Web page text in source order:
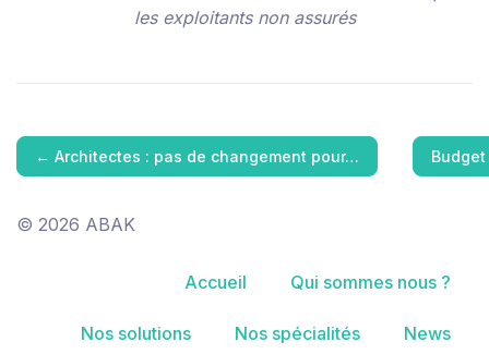
les exploitants non assurés
← Architectes : pas de changement pour…
© 2026 ABAK
Accueil Qui sommes nous ?
Nos solutions Nos spécialités News